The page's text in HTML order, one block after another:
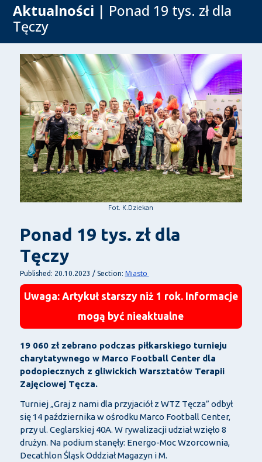
Aktualności | Ponad 19 tys. zł dla
Tęczy
Fot. K.Dziekan
Ponad 19 tys. zł dla
Tęczy
Published: 20.10.2023 / Section: Miasto
Uwaga: Artykuł starszy niż 1 rok. Informacje
mogą być nieaktualne
19 060 zł zebrano podczas piłkarskiego turnieju
charytatywnego w Marco Football Center dla
podopiecznych z gliwickich Warsztatów Terapii
Zajęciowej Tęcza.
Turniej „Graj z nami dla przyjaciół z WTZ Tęcza” odbył
się 14 października w ośrodku Marco Football Center,
przy ul. Ceglarskiej 40A. W rywalizacji udział wzięło 8
drużyn. Na podium stanęły: Energo-Moc Wzorcownia,
Decathlon Śląsk Oddział Magazyn i M.